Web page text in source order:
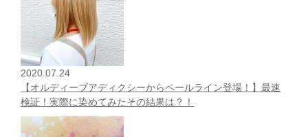
2020.07.24
【オルディーブアディクシーからペールライン登場！】最速
検証！実際に染めてみたその結果は？！